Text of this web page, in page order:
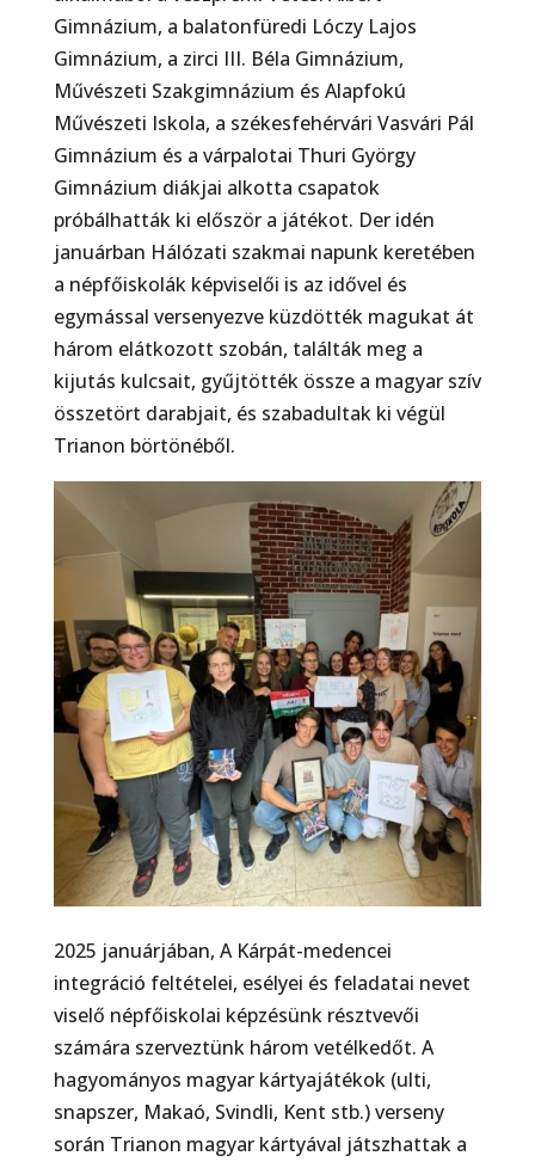
Gimnázium, a balatonfüredi Lóczy Lajos
Gimnázium, a zirci III. Béla Gimnázium,
Művészeti Szakgimnázium és Alapfokú
Művészeti Iskola, a székesfehérvári Vasvári Pál
Gimnázium és a várpalotai Thuri György
Gimnázium diákjai alkotta csapatok
próbálhatták ki először a játékot. Der idén
januárban Hálózati szakmai napunk keretében
a népfőiskolák képviselői is az idővel és
egymással versenyezve küzdötték magukat át
három elátkozott szobán, találták meg a
kijutás kulcsait, gyűjtötték össze a magyar szív
összetört darabjait, és szabadultak ki végül
Trianon börtönéből.
2025 januárjában, A Kárpát-medencei
integráció feltételei, esélyei és feladatai nevet
viselő népfőiskolai képzésünk résztvevői
számára szerveztünk három vetélkedőt. A
hagyományos magyar kártyajátékok (ulti,
snapszer, Makaó, Svindli, Kent stb.) verseny
során Trianon magyar kártyával játszhattak a